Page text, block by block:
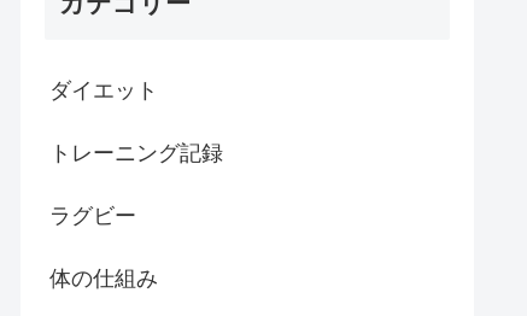
ダイエット
トレーニング記録
ラグビー
体の仕組み